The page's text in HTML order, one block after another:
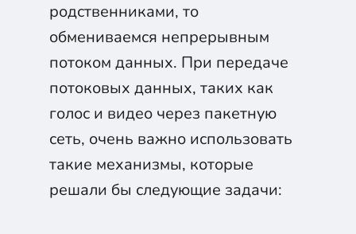
родственниками, то
обмениваемся непрерывным
потоком данных. При передаче
потоковых данных, таких как
голос и видео через пакетную
сеть, очень важно использовать
такие механизмы, которые
решали бы следующие задачи: